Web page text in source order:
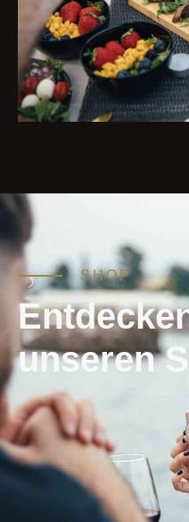
SHOP
unseren